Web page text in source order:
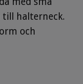
till halterneck.
och